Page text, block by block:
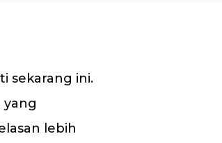
sekarang ini.
yang
lebih